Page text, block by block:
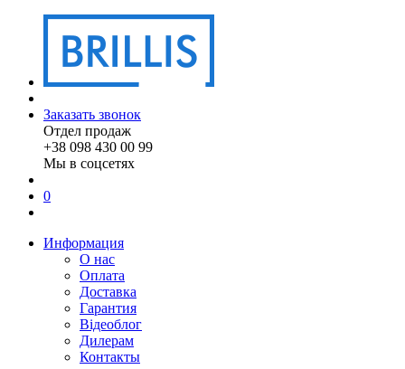
Заказать звонок
Отдел продаж
+38 098 430 00 99
Мы в соцсетях
0
Информация
О нас
Оплата
Доставка
Гарантия
Відеоблог
Дилерам
Контакты